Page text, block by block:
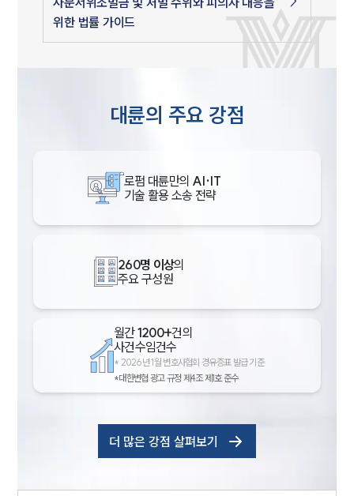
위한 법률 가이드
대륜의 주요 강점
로펌 대륜만의 AI·IT
기술 활용 소송 전략
260명 이상의
주요 구성원
월간1200+건의
사건수임건수
* 2026년 1월 변호사협회 경유증표 발급 기준
*대한변협 광고 규정 제4조 제1호 준수
더 많은 강점 살펴보기